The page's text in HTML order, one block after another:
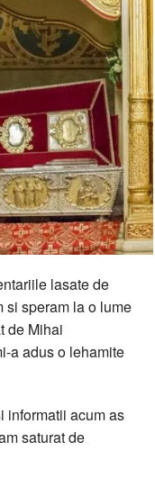
lasate de
si speram la o lume
de Mihai
a adus o lehamite
informatii acum as
saturat de